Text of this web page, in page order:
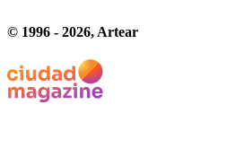
© 1996 - 2026, Artear